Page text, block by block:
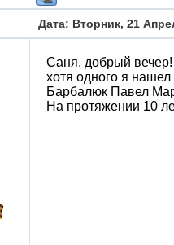
Дата: Вторник, 21
Саня, добрый вечер!
хотя одного я
Барбалюк Павел
На протяжении 10